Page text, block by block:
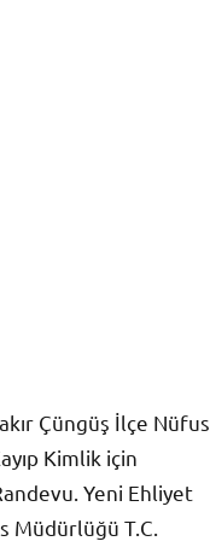
Çüngüş İlçe Nüfus
Kimlik için
Yeni Ehliyet
Müdürlüğü T.C.